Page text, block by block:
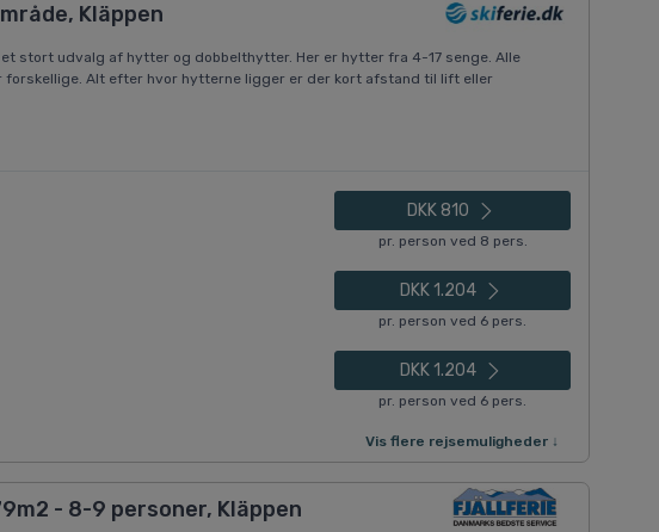
Kläppen
stort udvalg af hytter og dobbelthytter. Her er hytter fra 4-17 senge. Alle
forskellige. Alt efter hvor hytterne ligger er der kort afstand til lift eller
DKK 810
pr. person ved 8 pers.
DKK 1.204
pr. person ved 6 pers.
DKK 1.204
pr. person ved 6 pers.
Vis flere rejsemuligheder ↓
- 8-9 personer, Kläppen